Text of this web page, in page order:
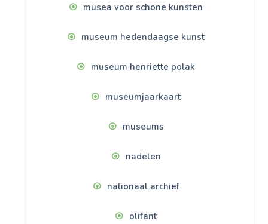
musea voor schone kunsten
museum hedendaagse kunst
museum henriette polak
museumjaarkaart
museums
nadelen
nationaal archief
olifant